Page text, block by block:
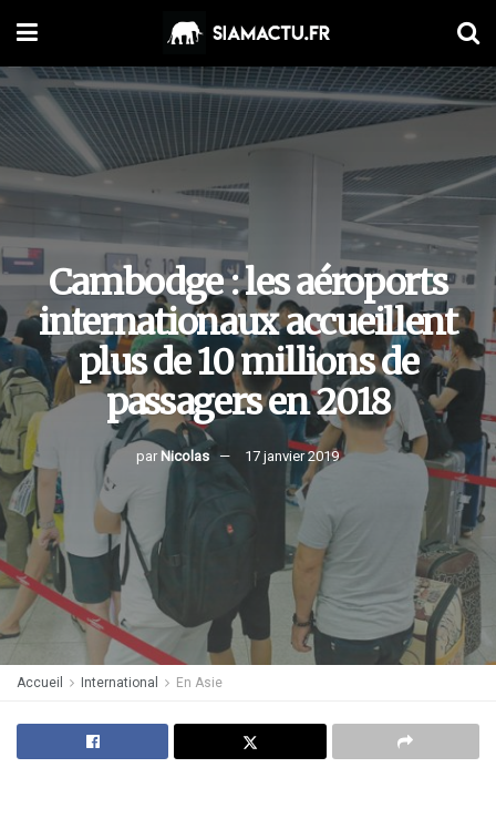
Cambodge : les aéroports
internationaux accueillent
plus de 10 millions de
passagers en 2018
par Nicolas 17 janvier 2019
Accueil International En Asie